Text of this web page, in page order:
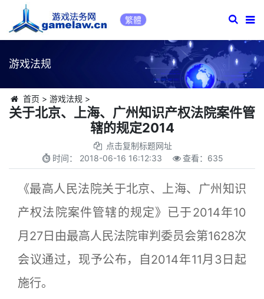
繁體
游戏法规
首页 > 游戏法规 >
关于北京、上海、广州知识产权法院案件管
辖的规定2014
点击复制标题网址
时间： 2018-06-16 16:12:33 查看： 635
《最高人民法院关于北京、上海、广州知识
产权法院案件管辖的规定》已于2014年10
月27日由最高人民法院审判委员会第1628次
会议通过，现予公布，自2014年11月3日起
施行。